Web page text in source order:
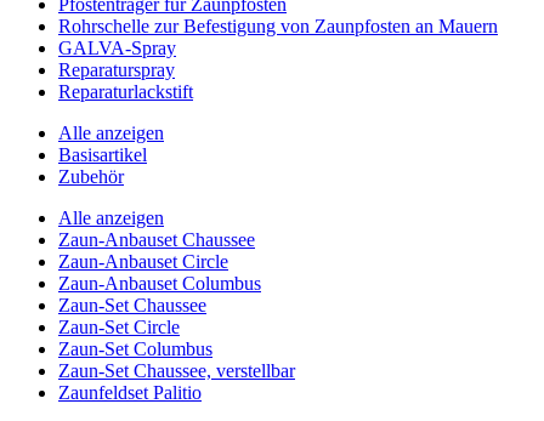
Pfostenträger für Zaunpfosten
Rohrschelle zur Befestigung von Zaunpfosten an Mauern
GALVA-Spray
Reparaturspray
Reparaturlackstift
Alle anzeigen
Basisartikel
Zubehör
Alle anzeigen
Zaun-Anbauset Chaussee
Zaun-Anbauset Circle
Zaun-Anbauset Columbus
Zaun-Set Chaussee
Zaun-Set Circle
Zaun-Set Columbus
Zaun-Set Chaussee, verstellbar
Zaunfeldset Palitio